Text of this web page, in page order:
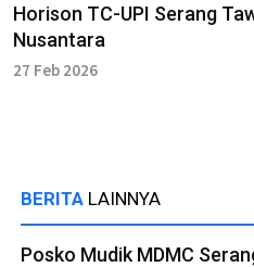
Horison TC-UPI Serang
Nusantara
27 Feb 2026
BERITA LAINNYA
Posko Mudik MDMC